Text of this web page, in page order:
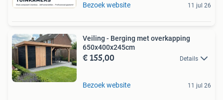
Bezoek website 11 jul 26
Veiling - Berging met overkapping
650x400x245cm
€ 155,00 Details
Bezoek website 11 jul 26